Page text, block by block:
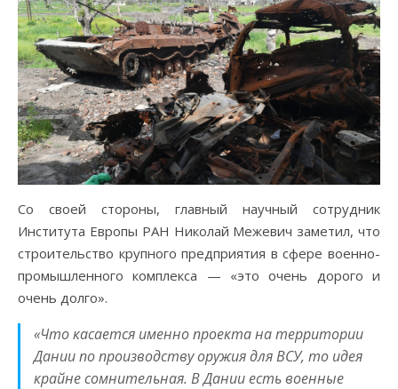
Со своей стороны, главный научный сотрудник
Института Европы РАН Николай Межевич заметил, что
строительство крупного предприятия в сфере военно-
промышленного комплекса — «это очень дорого и
очень долго».
«Что касается именно проекта на территории
Дании по производству оружия для ВСУ, то идея
крайне сомнительная. В Дании есть военные